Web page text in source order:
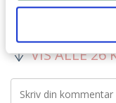
VIS ALLE 26